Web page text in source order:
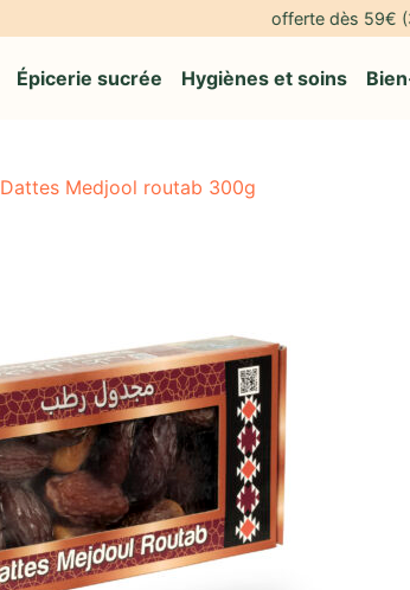
🎁 Livraison offerte dès 59€ (39€ sur
Épicerie sucrée Hygiènes et soins
Dattes Medjool routab 300g